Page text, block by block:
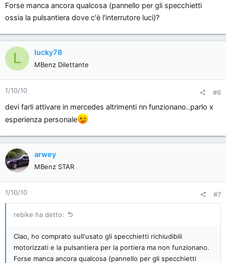
Forse manca ancora qualcosa (pannello per gli specchietti
ossia la pulsantiera dove c'è l'interrutore luci)?
L lucky78
MBenz Dilettante
1/10/10 #6
devi farli attivare in mercedes altrimenti nn funzionano..parlo x
esperienza personale
arwey
MBenz STAR
1/10/10 #7
rebike ha detto:
Ciao, ho comprato sull'usato gli specchietti richiudibili
motorizzati e la pulsantiera per la portiera ma non funzionano.
Forse manca ancora qualcosa (pannello per gli specchietti